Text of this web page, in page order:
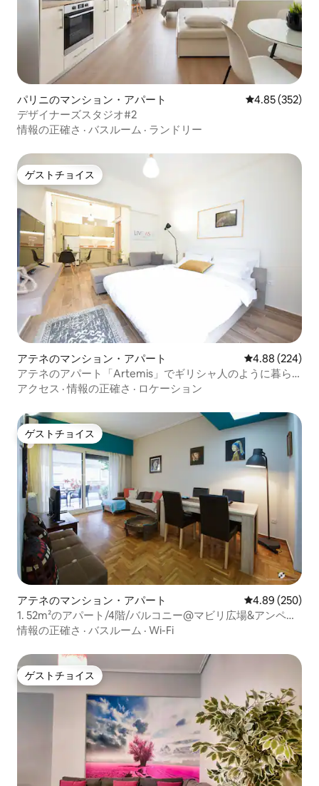
パリニのマンション・アパート レビュー352
4.85 (352)
デザイナーズスタジオ#2
情報の正確さ · バスルーム · ランドリー
ゲストチョイス
ゲストチョイス
アテネのマンション・アパート レビュー224
4.88 (224)
アテネのアパート「Artemis」でギリシャ人のように暮ら
そう
アクセス ·情報の正確さ · ロケーション
ゲストチョイス
ゲストチョイス
アテネのマンション・アパート レビュー250
4.89 (250)
1. 52m²のアパート/4階/バルコニー@マビリ広場&アンペロ
キピ地下鉄
情報の正確さ · バスルーム · Wi-Fi
ゲストチョイス
ゲストチョイス